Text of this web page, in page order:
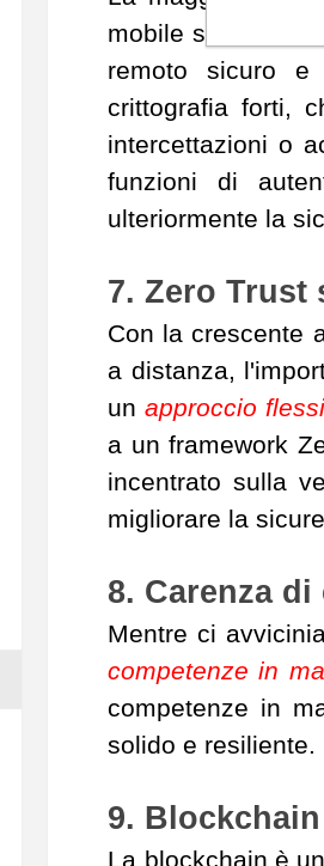
mobile solide.
remoto sicuro e
crittografia forti,
intercettazioni o
funzioni di
ulteriormente la
7. Zero Trust
Con la crescente
a distanza,
unapproccio
a un framework
incentrato sulla
migliorare la
8. Carenza
Mentre ci
competenze in
competenze in
solido e resiliente.
9.
La blockchain è